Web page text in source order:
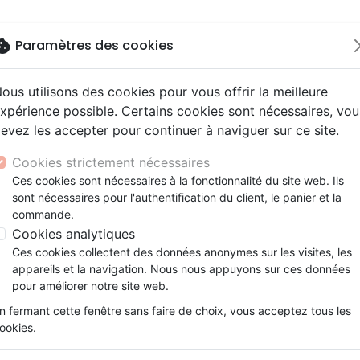
NouveautésBibles
Testaments
Etude biblique
Segond 21
Segond
NEG
Livres
Bandes dessinées
Famille, couple
Souffrance, Relation d'aide
Santé
eBooks
Couple
Découverte de la foi
Méditations
Souffrance, Relation d'aide
Psychologie
ans
Adolescents, jeunes
Bibles jeunesse
Latino, Folk
Soul
Rap, Hip-hop
Instrumental
Louange, Adoration
Hardrock, Métal
animés
conférences
Films, fiction
Documentaires, reportages
Jeux
Accessoires de Bible
Papeterie
Autour du Credo - Ce que les chrétiens
Autour du Credo
Ce que les chrétiens croient
Auteur :Alain Nisus
RéférenceCRPUB9168 EAN9782855091686
Description
Egalement connu sous le nom
remonte aux premiers siècles du
Paramètres des cookies
utilisons des cookies pour vous offrir la meilleure
possible. Certains cookies sont nécessaires,
les accepter pour continuer à naviguer sur ce site.
Cookies strictement nécessaires
Ces cookies sont nécessaires à la fonctionnalité du site web. Ils
sont nécessaires pour l'authentification du client, le panier et la
commande.
Cookies analytiques
Ces cookies collectent des données anonymes sur les visites, les
appareils et la navigation. Nous nous appuyons sur ces données
pour améliorer notre site web.
fermant cette fenêtre sans faire de choix, vous acceptez tous les